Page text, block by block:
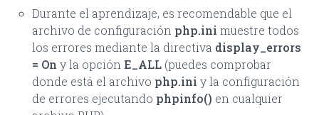
Durante el aprendizaje, es recomendable que el
archivo de configuración php.ini muestre todos
los errores mediante la directiva display_errors
= On y la opciónE_ALL (puedes comprobar
donde está el archivo php.ini y la configuración
de errores ejecutando phpinfo() en cualquier